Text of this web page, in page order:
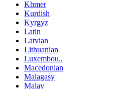
Khmer
Kurdish
Kyrgyz
Latin
Latvian
Lithuanian
Luxembou..
Macedonian
Malagasy
Malay